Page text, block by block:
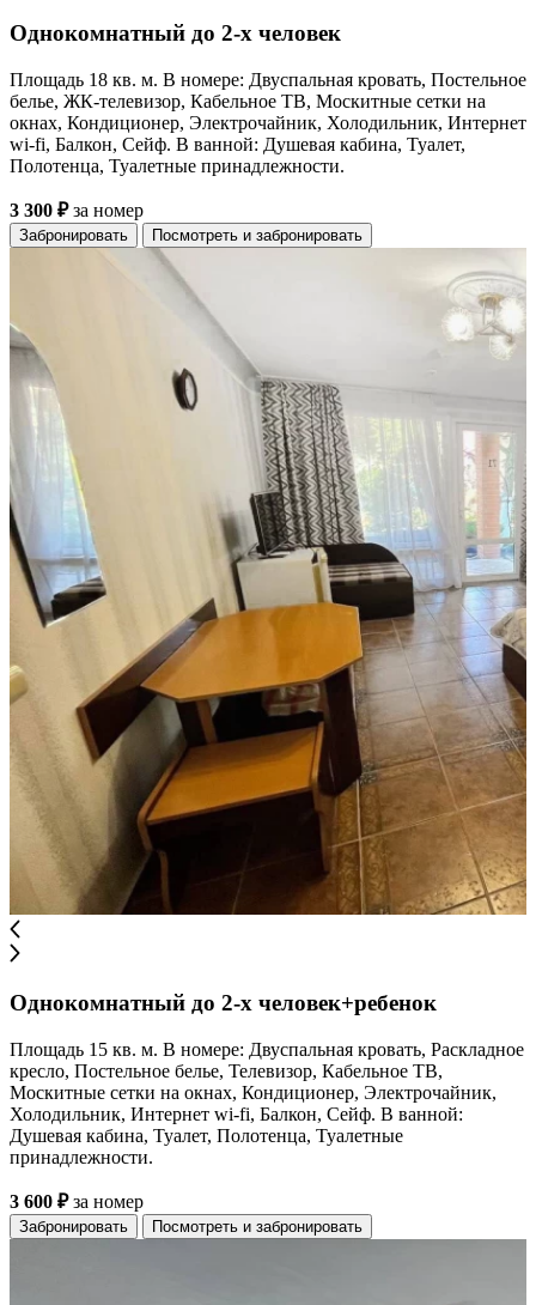
Однокомнатный до 2-х человек
Площадь 18 кв. м. В номере: Двуспальная кровать, Постельное
белье, ЖК-телевизор, Кабельное ТВ, Москитные сетки на
окнах, Кондиционер, Электрочайник, Холодильник, Интернет
wi-fi, Балкон, Сейф. В ванной: Душевая кабина, Туалет,
Полотенца, Туалетные принадлежности.
3 300 ₽за номер
Забронировать Посмотреть и забронировать
Однокомнатный до 2-х человек+ребенок
Площадь 15 кв. м. В номере: Двуспальная кровать, Раскладное
кресло, Постельное белье, Телевизор, Кабельное ТВ,
Москитные сетки на окнах, Кондиционер, Электрочайник,
Холодильник, Интернет wi-fi, Балкон, Сейф. В ванной:
Душевая кабина, Туалет, Полотенца, Туалетные
принадлежности.
3 600 ₽за номер
Забронировать Посмотреть и забронировать